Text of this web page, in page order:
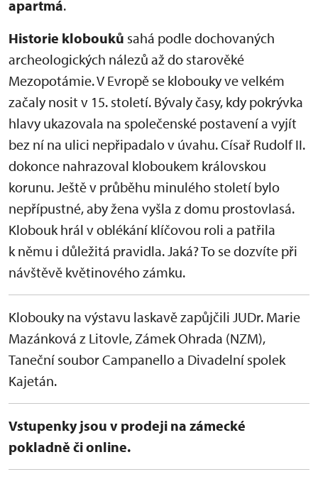
apartmá.
Historie klobouků sahá podle dochovaných
archeologických nálezů až do starověké
Mezopotámie. V Evropě se klobouky ve velkém
začaly nosit v 15. století. Bývaly časy, kdy pokrývka
hlavy ukazovala na společenské postavení a vyjít
bez ní na ulici nepřipadalo v úvahu. Císař Rudolf II.
dokonce nahrazoval kloboukem královskou
korunu. Ještě v průběhu minulého století bylo
nepřípustné, aby žena vyšla z domu prostovlasá.
Klobouk hrál v oblékání klíčovou roli a patřila
k němu i důležitá pravidla. Jaká? To se dozvíte při
návštěvě květinového zámku.
Klobouky na výstavu laskavě zapůjčili JUDr. Marie
Mazánková z Litovle, Zámek Ohrada (NZM),
Taneční soubor Campanello a Divadelní spolek
Kajetán.
Vstupenky jsou v prodeji na zámecké
pokladně či online.